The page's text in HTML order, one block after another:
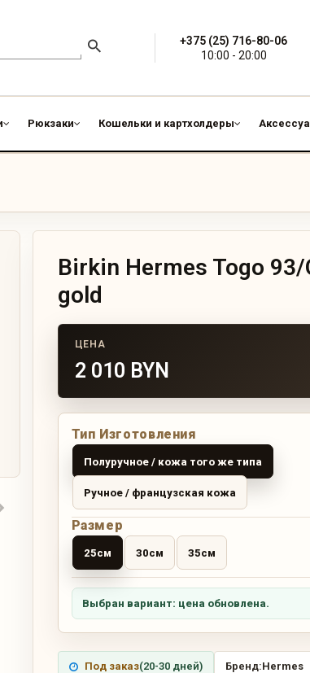
+375 (25) 716-80-06
10:00 - 20:00
Рюкзаки Кошельки и картхолдеры
Birkin Hermes Togo 93/
gold
2 010 BYN
Тип Изготовления
Полуручное / кожа того же типа
Ручное / французская кожа
Размер
25см 30см 35см
Выбран вариант: цена обновлена.
Под заказ(20-30 дней) Бренд:Hermes